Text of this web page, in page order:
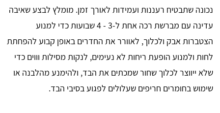
נכונה שתבטיח רעננות ועמידות לאורך זמן. מומלץ לבצע שאיבה
עדינה עם מברשת רכה אחת ל-3 - 4 שבועות כדי למנוע
הצטברות אבק ולכלוך, לאוורר את החדרים באופן קבוע להפחתת
לחות ולמנוע הופעת ריחות לא נעימים, לנקות מסילות וווים כדי
שלא ייווצר לכלוך שחור שמכתים את הבד, ולהימנע מהלבנה או
שימוש בחומרים חריפים שעלולים לפגוע בסיבי הבד.